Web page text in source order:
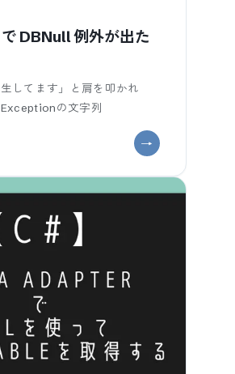
DBNull 例外が出た
してます」と肩を叩かれ
の文字列